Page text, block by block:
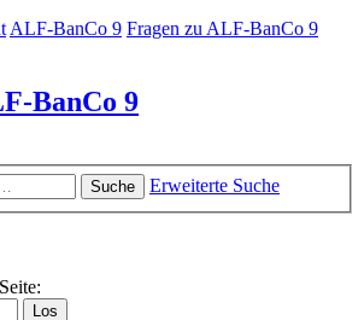
ALF-BanCo 9 Fragen zu ALF-BanCo 9
BanCo 9
Suche
Erweiterte Suche